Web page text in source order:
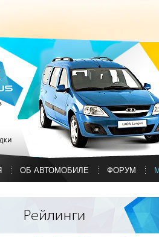
ОБ АВТОМОБИЛЕ ФОРУМ